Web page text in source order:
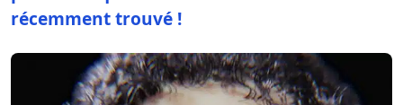
récemment trouvé !